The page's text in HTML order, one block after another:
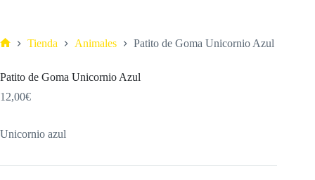
Tienda Animales Patito de Goma Unicornio Azul
Patito de Goma Unicornio Azul
12,00€
Unicornio azul